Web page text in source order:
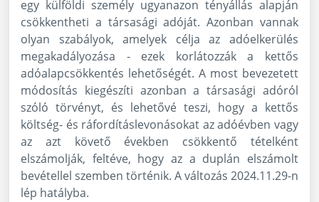
egy külföldi személy ugyanazon tényállás alapján
csökkentheti a társasági adóját. Azonban vannak
olyan szabályok, amelyek célja az adóelkerülés
megakadályozása - ezek korlátozzák a kettős
adóalapcsökkentés lehetőségét. A most bevezetett
módosítás kiegészíti azonban a társasági adóról
szóló törvényt, és lehetővé teszi, hogy a kettős
költség- és ráfordításlevonásokat az adóévben vagy
az azt követő években csökkentő tételként
elszámolják, feltéve, hogy az a duplán elszámolt
bevétellel szemben történik. A változás 2024.11.29-n
lép hatályba.